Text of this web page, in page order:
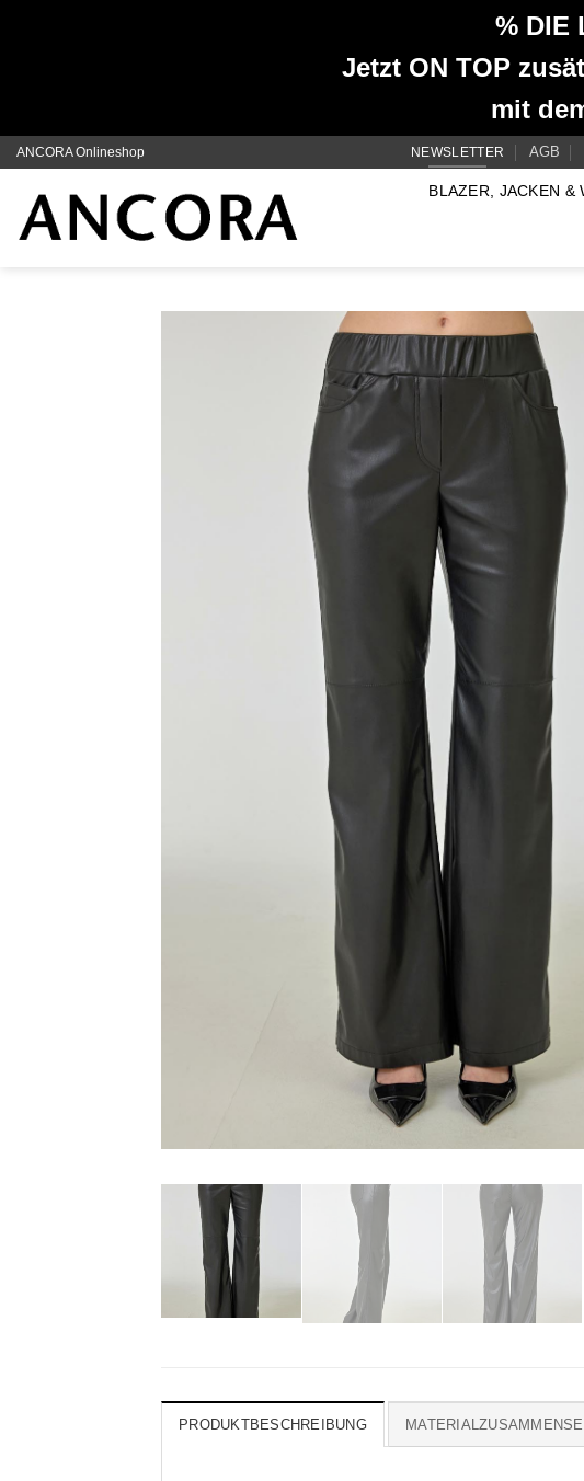
% DIE
Jetzt ON TOP
mit
Zum
springen
ANCORA Onlineshop NEWSLETTER AGB
BLAZER, JACKEN &
PRODUKTBESCHREIBUNG